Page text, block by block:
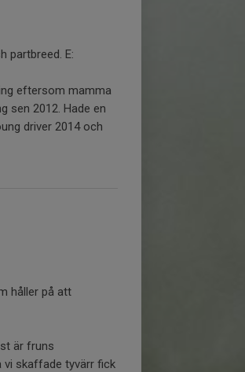
partbreed. E:
eftersom mamma
sen 2012. Hade en
driver 2014 och
håller på att
är fruns
skaffade tyvärr fick